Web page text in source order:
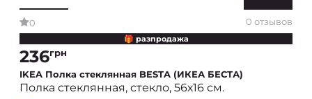
0 0 отзывов
🎁 разпродажа
236грн
IKEA Полка стеклянная BESTA (ИКЕА БЕСТА)
Полка стеклянная, стекло, 56х16 см.